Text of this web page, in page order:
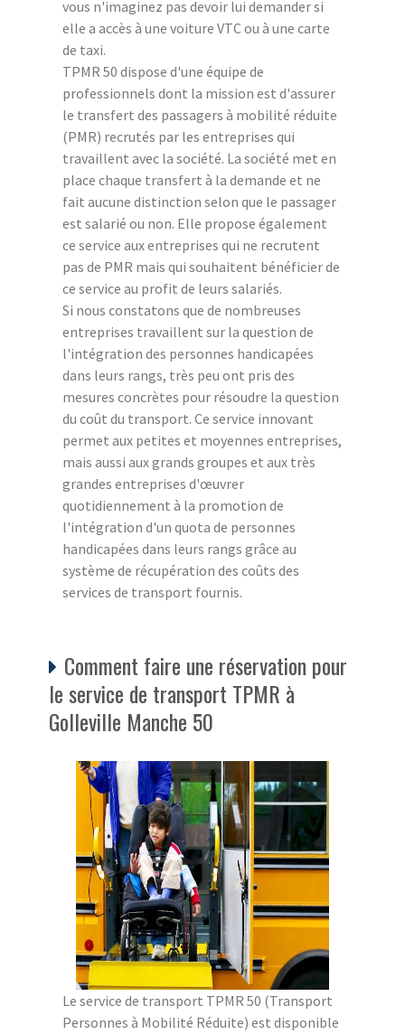
vous n'imaginez pas devoir lui demander si
elle a accès à une voiture VTC ou à une carte
de taxi.
TPMR 50 dispose d'une équipe de
professionnels dont la mission est d'assurer
le transfert des passagers à mobilité réduite
(PMR) recrutés par les entreprises qui
travaillent avec la société. La société met en
place chaque transfert à la demande et ne
fait aucune distinction selon que le passager
est salarié ou non. Elle propose également
ce service aux entreprises qui ne recrutent
pas de PMR mais qui souhaitent bénéficier de
ce service au profit de leurs salariés.
Si nous constatons que de nombreuses
entreprises travaillent sur la question de
l'intégration des personnes handicapées
dans leurs rangs, très peu ont pris des
mesures concrètes pour résoudre la question
du coût du transport. Ce service innovant
permet aux petites et moyennes entreprises,
mais aussi aux grands groupes et aux très
grandes entreprises d'œuvrer
quotidiennement à la promotion de
l'intégration d'un quota de personnes
handicapées dans leurs rangs grâce au
système de récupération des coûts des
services de transport fournis.
Comment faire une réservation pour
le service de transport TPMR à
Golleville Manche 50
Le service de transport TPMR 50 (Transport
Personnes à Mobilité Réduite) est disponible